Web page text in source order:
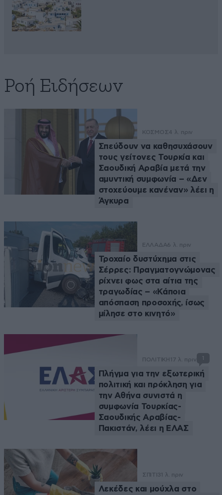
Ροή Ειδήσεων
ΚΟΣΜΟΣ4 λ. πριν
Σπεύδουν να καθησυχάσουν
τους γείτονες Τουρκία και
Σαουδική Αραβία μετά την
αμυντική συμφωνία – «Δεν
στοχεύουμε κανέναν» λέει η
Άγκυρα
ΕΛΛΑΔΑ6 λ. πριν
Τροχαίο δυστύχημα στις
Σέρρες: Πραγματογνώμονας
ρίχνει φως στα αίτια της
τραγωδίας – «Κάποια
απόσπαση προσοχής, ίσως
μίλησε στο κινητό»
ΠΟΛΙΤΙΚΗ 17 λ. πριν
Πλήγμα για την εξωτερική
πολιτική και πρόκληση για
την Αθήνα συνιστά η
συμφωνία Τουρκίας-
Σαουδικής Αραβίας-
Πακιστάν, λέει η ΕΛΑΣ
ΣΠΙΤΙ31 λ. πριν
Λεκέδες και μούχλα στο